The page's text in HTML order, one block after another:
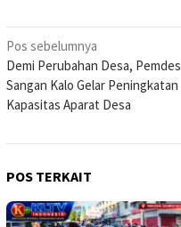
Navigasi
pos
Pos sebelumnya
Demi Perubahan Desa, Pemdes
Sangan Kalo Gelar Peningkatan
Kapasitas Aparat Desa
POS TERKAIT